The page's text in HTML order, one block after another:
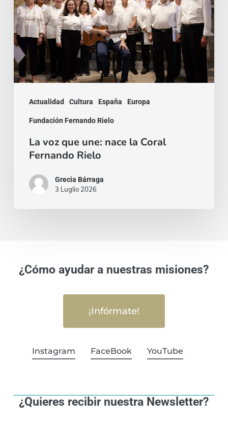
Actualidad Cultura España Europa
Fundación Fernando Rielo
une:
nace
la
Coral
Fernando
La voz que une: nace la Coral
Fernando Rielo
Grecia Bárraga
3 Luglio 2026
¿Cómo ayudar a nuestras misiones?
¡Infórmate!
Instagram FaceBook YouTube
¿Quieres recibir nuestra Newsletter?